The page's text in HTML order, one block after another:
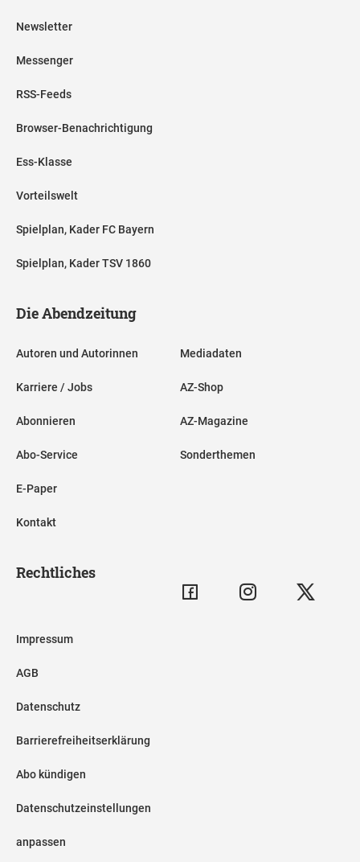
Newsletter
Messenger
RSS-Feeds
Browser-Benachrichtigung
Ess-Klasse
Vorteilswelt
Spielplan, Kader FC Bayern
Spielplan, Kader TSV 1860
Die Abendzeitung
Autoren und Autorinnen
Karriere / Jobs
Abonnieren
Abo-Service
E-Paper
Kontakt
Mediadaten
AZ-Shop
AZ-Magazine
Sonderthemen
Rechtliches
Impressum
AGB
Datenschutz
Barrierefreiheitserklärung
Abo kündigen
Datenschutzeinstellungen
anpassen